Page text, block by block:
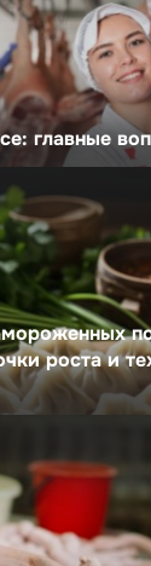
главные
роста и